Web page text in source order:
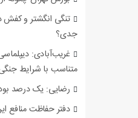
تنگی انگشتر و کفش
جدی؟
غریب‌آبادی:
متناسب با شرایط
رضایی: یک درصد
دفتر حفاظت منافع